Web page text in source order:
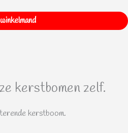
kerstbomen zelf.
kerstboom.